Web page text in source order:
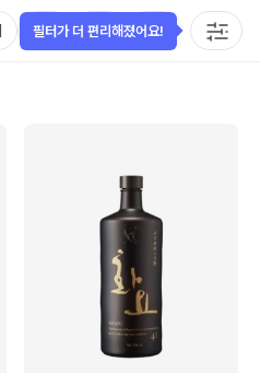
가격 국가 용량 태그
필터가 더 편리해졌어요!